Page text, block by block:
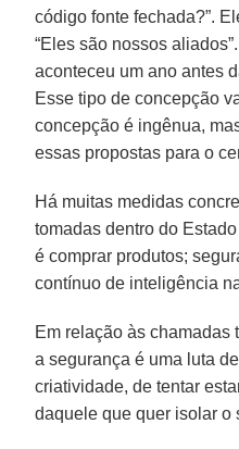
código fonte fechada?”.
“Eles são nossos
aconteceu um ano antes
Esse tipo de concepção
concepção é ingênua,
essas propostas para o
Há muitas medidas
tomadas dentro do
é comprar produtos;
contínuo de inteligência
Em relação às chamadas
a segurança é uma luta
criatividade, de tentar
daquele que quer isolar o